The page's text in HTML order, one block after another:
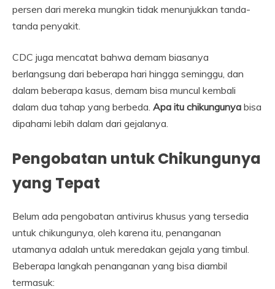
persen dari mereka mungkin tidak menunjukkan tanda-
tanda penyakit.
CDC juga mencatat bahwa demam biasanya
berlangsung dari beberapa hari hingga seminggu, dan
dalam beberapa kasus, demam bisa muncul kembali
dalam dua tahap yang berbeda. Apa itu chikungunya bisa
dipahami lebih dalam dari gejalanya.
Pengobatan untuk Chikungunya
yang Tepat
Belum ada pengobatan antivirus khusus yang tersedia
untuk chikungunya, oleh karena itu, penanganan
utamanya adalah untuk meredakan gejala yang timbul.
Beberapa langkah penanganan yang bisa diambil
termasuk: